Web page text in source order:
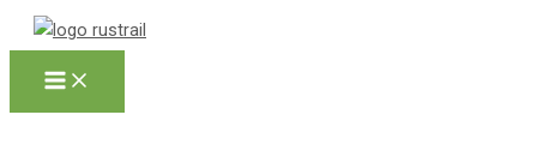
Перейти
к
содержимому